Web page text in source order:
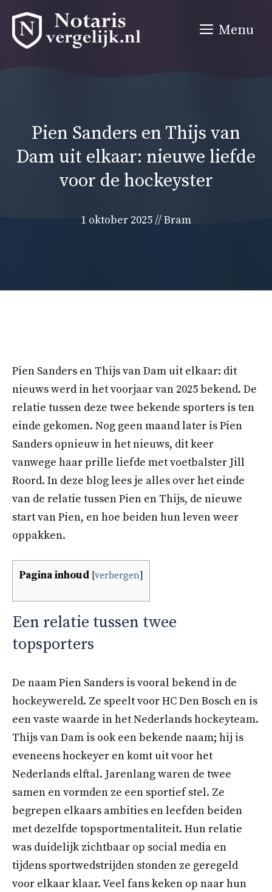
naar
Menu
Pien Sanders en Thijs van
Dam uit elkaar: nieuwe liefde
voor de hockeyster
1 oktober 2025//Bram
Pien Sanders en Thijs van Dam uit elkaar: dit
nieuws werd in het voorjaar van 2025 bekend. De
relatie tussen deze twee bekende sporters is ten
einde gekomen. Nog geen maand later is Pien
Sanders opnieuw in het nieuws, dit keer
vanwege haar prille liefde met voetbalster Jill
Roord. In deze blog lees je alles over het einde
van de relatie tussen Pien en Thijs, de nieuwe
start van Pien, en hoe beiden hun leven weer
oppakken.
Pagina inhoud verbergen
Een relatie tussen twee
topsporters
De naam Pien Sanders is vooral bekend in de
hockeywereld. Ze speelt voor HC Den Bosch en is
een vaste waarde in het Nederlands hockeyteam.
Thijs van Dam is ook een bekende naam; hij is
eveneens hockeyer en komt uit voor het
Nederlands elftal. Jarenlang waren de twee
samen en vormden ze een sportief stel. Ze
begrepen elkaars ambities en leefden beiden
met dezelfde topsportmentaliteit. Hun relatie
was duidelijk zichtbaar op social media en
tijdens sportwedstrijden stonden ze geregeld
voor elkaar klaar. Veel fans keken op naar hun